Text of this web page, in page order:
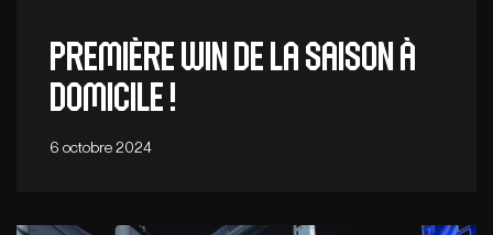
Première win de la saison à
domicile !
6 octobre 2024